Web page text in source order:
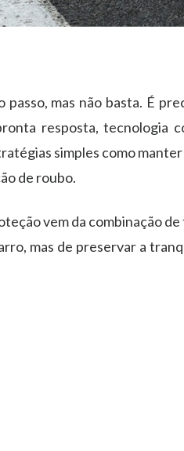
mas não basta. É
resposta, tecnologia
simples como
de roubo.
vem da combinação
mas de preservar a